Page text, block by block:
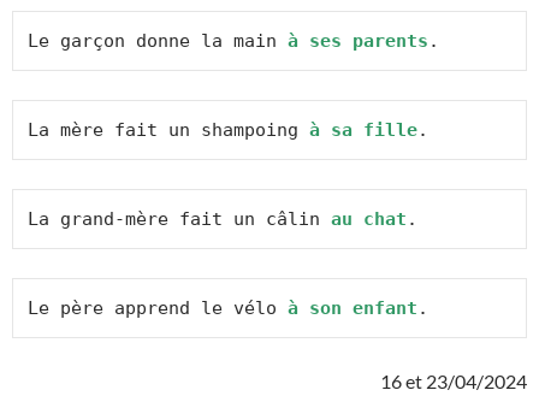
Le garçon donne la main à ses parents .
La mère fait un shampoing à sa fille.
La grand-mère fait un câlin au chat .
Le père apprend le vélo à son enfant .
16 et 23/04/2024